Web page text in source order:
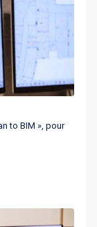
to BIM », pour